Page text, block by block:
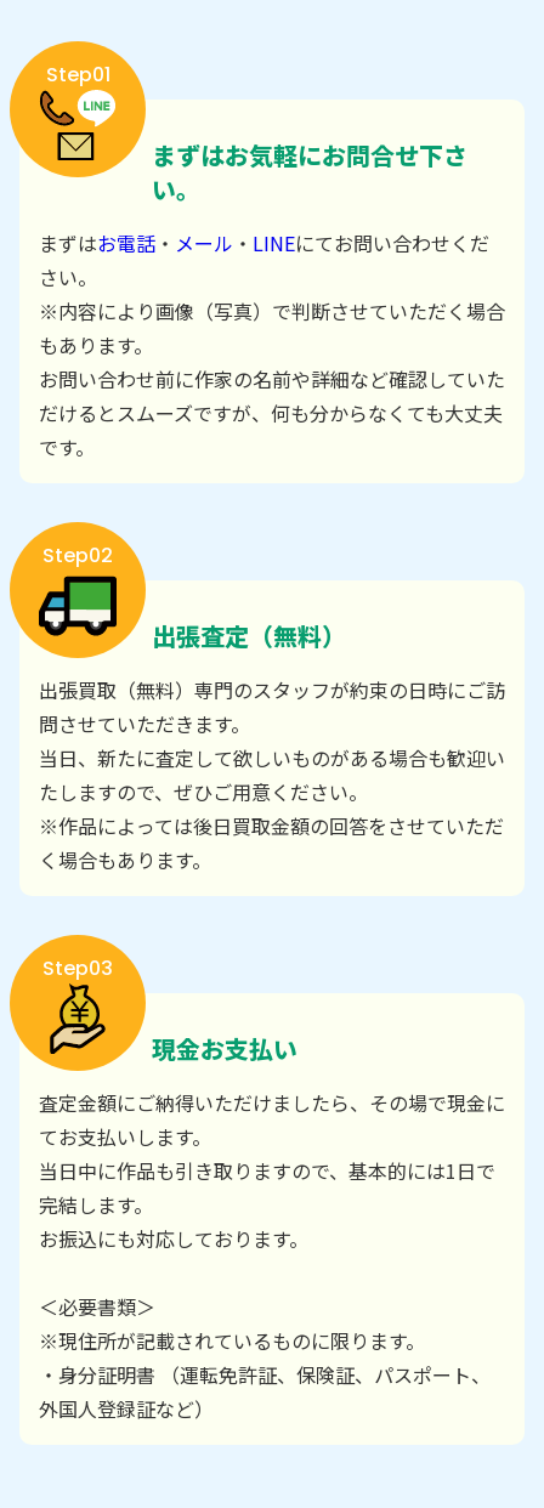
Step01
まずはお気軽にお問合せ下さ
い。
まずはお電話 ・ メール ・ LINEにてお問い合わせくだ
さい。
※内容により画像（写真）で判断させていただく場合
もあります。
お問い合わせ前に作家の名前や詳細など確認していた
だけるとスムーズですが、何も分からなくても大丈夫
です。
Step02
出張査定（無料）
出張買取（無料）専門のスタッフが約束の日時にご訪
問させていただきます。
当日、新たに査定して欲しいものがある場合も歓迎い
たしますので、ぜひご用意ください。
※作品によっては後日買取金額の回答をさせていただ
く場合もあります。
Step03
現金お支払い
査定金額にご納得いただけましたら、その場で現金に
てお支払いします。
当日中に作品も引き取りますので、基本的には1日で
完結します。
お振込にも対応しております。
＜必要書類＞
※現住所が記載されているものに限ります。
・身分証明書 （運転免許証、保険証、パスポート、
外国人登録証など）